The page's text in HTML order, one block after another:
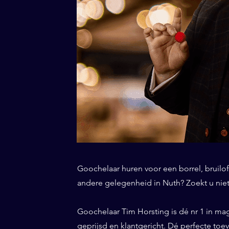
Goochelaar huren voor een borrel,
andere gelegenheid in Nuth? Zoekt u
Goochelaar Tim Horsting is dé nr 1 in
geprijsd en klantgericht. Dé perfecte